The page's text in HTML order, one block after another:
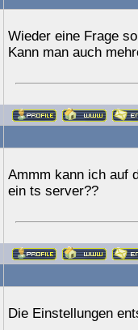
Wieder eine Frage
Kann man auch
Ammm kann ich auf
ein ts server??
Die Einstellungen